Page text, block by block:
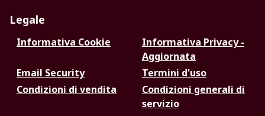
Legale
Informativa Cookie
Informativa Privacy -
Aggiornata
Email Security
Termini d'uso
Condizioni di vendita
Condizioni generali di
servizio